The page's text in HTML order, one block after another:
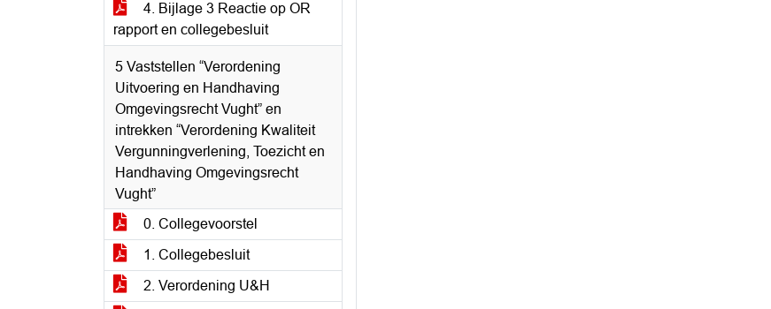
4. Bijlage 3 Reactie op OR
rapport en collegebesluit
5 Vaststellen “Verordening
Uitvoering en Handhaving
Omgevingsrecht Vught” en
intrekken “Verordening Kwaliteit
Vergunningverlening, Toezicht en
Handhaving Omgevingsrecht
Vught”
0. Collegevoorstel
1. Collegebesluit
2. Verordening U&H